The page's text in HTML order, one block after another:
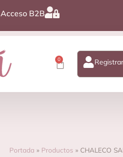
Acceso B2B
0
Portada » Productos » CHALECO